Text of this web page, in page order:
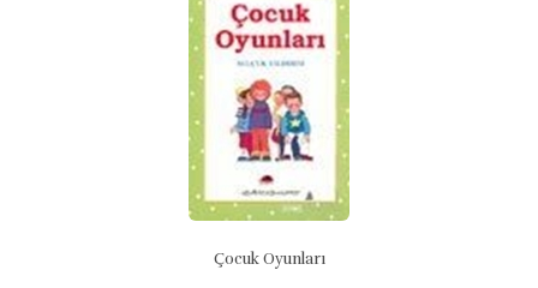
Çocuk Oyunları